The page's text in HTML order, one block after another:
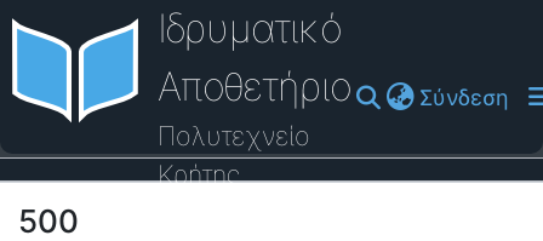
Ιδρυματικό
Αποθετήριο
Πολυτεχνείο
Κρήτης
Σύνδεση
Οδηγός Βοήθειας
500